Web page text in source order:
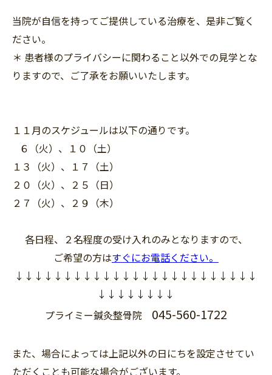
当院が自信を持ってご提供している治療を、是非ご覧く
ださい。
＊ 患者様のプライバシーに関わること以外での見学とな
りますので、ご了承をお願いいたします。
１１月のスケジュールは以下の通りです。
６（火）、１０（土）
１３（火）、１７（土）
２０（火）、２５（日）
２７（火）、２９（木）
各日程、２名程度の受け入れのみとなりますので、
ご希望の方はすぐにお電話ください。
↓↓↓↓↓↓↓↓↓↓↓↓↓↓↓↓↓↓↓↓↓↓↓↓↓
↓↓↓↓↓↓↓↓
プライミー鍼灸整骨院 045-560-1722
また、場合によっては上記以外の日にちを設定させてい
ただくことも可能な場合がございます。